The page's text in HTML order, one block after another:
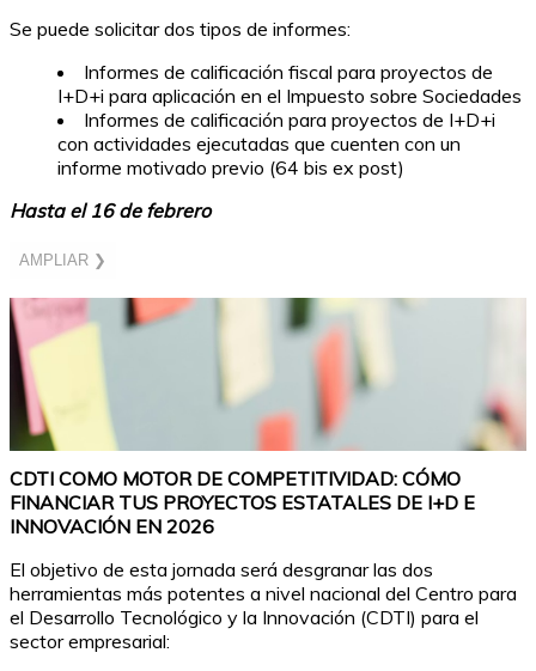
Se puede solicitar dos tipos de informes:
Informes de calificación fiscal para proyectos de
I+D+i para aplicación en el Impuesto sobre Sociedades
Informes de calificación para proyectos de I+D+i
con actividades ejecutadas que cuenten con un
informe motivado previo (64 bis ex post)
Hasta el 16 de febrero
AMPLIAR ❯
CDTI COMO MOTOR DE COMPETITIVIDAD: CÓMO
FINANCIAR TUS PROYECTOS ESTATALES DE I+D E
INNOVACIÓN EN 2026
El objetivo de esta jornada será desgranar las dos
herramientas más potentes a nivel nacional del Centro para
el Desarrollo Tecnológico y la Innovación (CDTI) para el
sector empresarial: